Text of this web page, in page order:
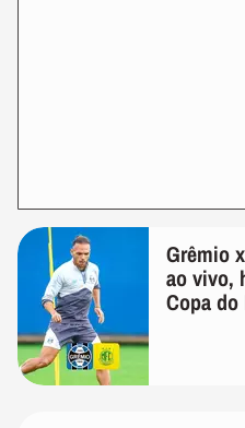
Grêmio
ao vivo,
Copa